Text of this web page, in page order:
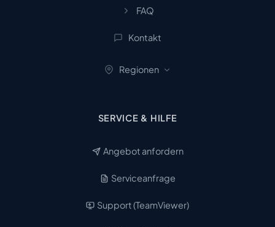
FAQ
Kontakt
Regionen
SERVICE & HILFE
Angebot anfordern
Serviceanfrage
Support (TeamViewer)